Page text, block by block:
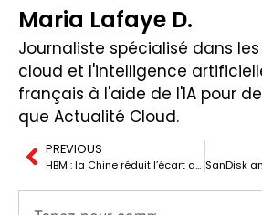
Maria Lafaye D.
Journaliste spécialisé dans
cloud et l'intelligence
français à l'aide de l'IA pour
que Actualité Cloud.
PREVIOUS
HBM : la Chine réduit l’écart avec la Corée et modifie l’équilibre de la mémoire pour l’IA